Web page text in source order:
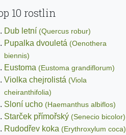
10 rostlin
Dub letní (Quercus robur)
Pupalka dvouletá (Oenothera
biennis)
Eustoma (Eustoma grandiflorum)
Violka chejrolistá (Viola
cheiranthifolia)
Sloní ucho (Haemanthus albiflos)
Starček přímořský (Senecio bicolor)
Rudodřev koka (Erythroxylum coca)